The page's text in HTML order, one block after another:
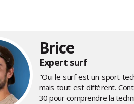
Brice
Expert surf
"Oui le surf est un sport
mais tout est différent.
30 pour comprendre la